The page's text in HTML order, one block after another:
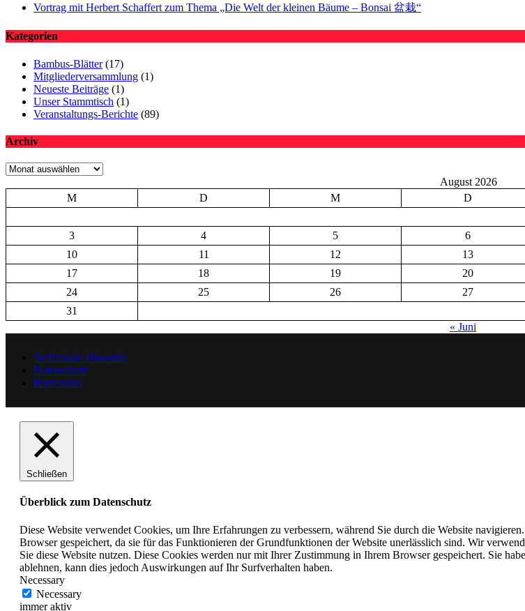
Vortrag mit Herbert Schaffert zum Thema „Die Welt der kleinen Bäume – Bonsai 盆栽“
Kategorien
Bambus-Blätter(17)
Mitgliederversammlung (1)
Neueste Beiträge (1)
Unser Stammtisch (1)
Veranstaltungs-Berichte (89)
Archiv
Archiv
August 2026
M
D M D
3
4 5 6
10
11 12 13
17
18 19 20
24
25 26 27
31
« Juni
Technische Hinweise
Datenschutz
Impressum
Schließen
Überblick zum Datenschutz
Diese Website verwendet Cookies, um Ihre Erfahrungen zu verbessern, während Sie durch die Website
Browser gespeichert, da sie für das Funktionieren der Grundfunktionen der Website unerlässlich sind. Wir
Sie diese Website nutzen. Diese Cookies werden nur mit Ihrer Zustimmung in Ihrem Browser gespeichert. Sie
ablehnen, kann dies jedoch Auswirkungen auf Ihr Surfverhalten haben.
Necessary
Necessary
immer aktiv